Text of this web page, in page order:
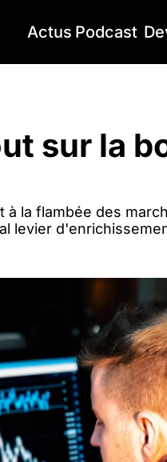
Actus Podcast
sur la
la flambée des
levier